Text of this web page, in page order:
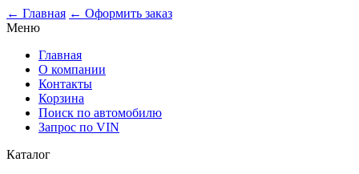
← Главная ← Оформить заказ
Меню
Главная
О компании
Контакты
Корзина
Поиск по автомобилю
Запрос по VIN
Каталог